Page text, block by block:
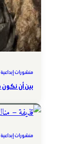
منشورات إبداعية
بين أن نكون
منشورات إبداعية